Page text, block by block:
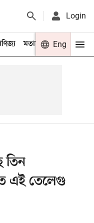
Login
মতামত খেলা
Eng
তিন
এই তেলেগু